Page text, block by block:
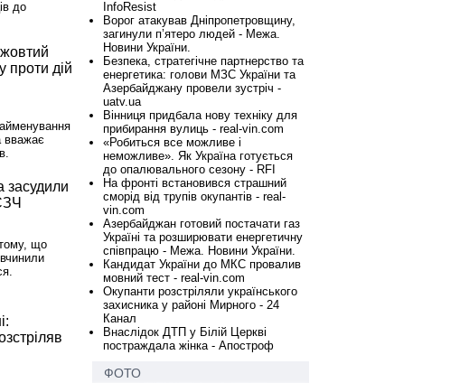
до
проти дій
вважає
засудили
що
InfoResist
Ворог атакував Дніпропетровщину,
загинули п’ятеро людей - Межа.
Новини України.
Безпека, стратегічне партнерство та
енергетика: голови МЗС України та
Азербайджану провели зустріч -
uatv.ua
Вінниця придбала нову техніку для
прибирання вулиць - real-vin.com
«Робиться все можливе і
неможливе». Як Україна готується
до опалювального сезону - RFI
На фронті встановився страшний
сморід від трупів окупантів - real-
vin.com
Азербайджан готовий постачати газ
Україні та розширювати енергетичну
співпрацю - Межа. Новини України.
Кандидат України до МКС провалив
мовний тест - real-vin.com
Окупанти розстріляли українського
захисника у районі Мирного - 24
Канал
Внаслідок ДТП у Білій Церкві
постраждала жінка - Апостроф
ФОТО